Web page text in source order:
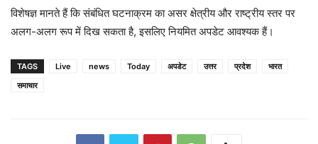
विशेषज्ञ मानते हैं कि संबंधित घटनाक्रम का असर क्षेत्रीय और राष्ट्रीय स्तर पर
अलग-अलग रूप में दिख सकता है, इसलिए नियमित अपडेट आवश्यक हैं।
TAGS Live news Today अपडेट उत्तर प्रदेश
भारत
समाचार